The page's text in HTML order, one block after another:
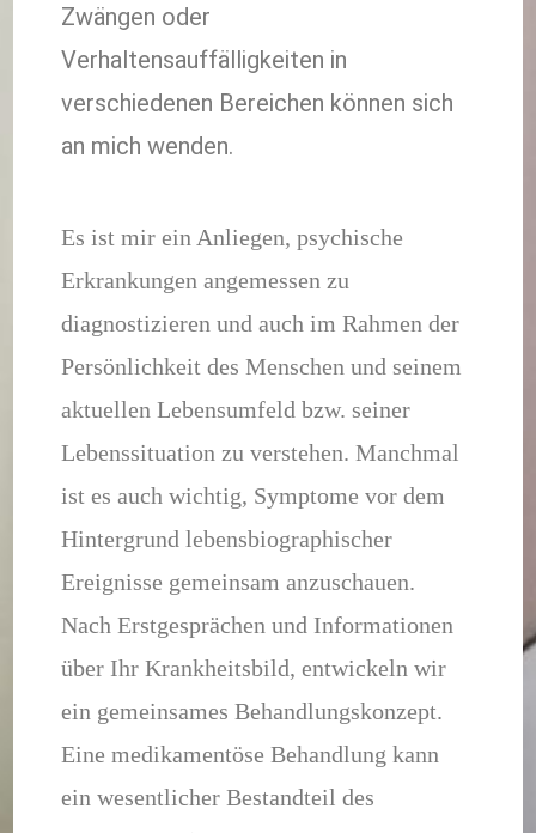
Zwängen oder
Verhaltensauffälligkeiten in
verschiedenen Bereichen können sich
an mich wenden.
Es ist mir ein Anliegen, psychische
Erkrankungen angemessen zu
diagnostizieren und auch im Rahmen der
Persönlichkeit des Menschen und seinem
aktuellen Lebensumfeld bzw. seiner
Lebenssituation zu verstehen. Manchmal
ist es auch wichtig, Symptome vor dem
Hintergrund lebensbiographischer
Ereignisse gemeinsam anzuschauen.
Nach Erstgesprächen und Informationen
über Ihr Krankheitsbild, entwickeln wir
ein gemeinsames Behandlungskonzept.
Eine medikamentöse Behandlung kann
ein wesentlicher Bestandteil des